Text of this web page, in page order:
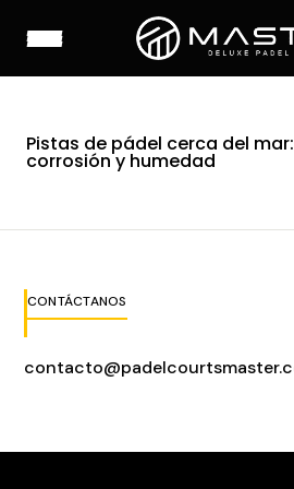
Pistas de pádel cerca del
corrosión y humedad
CONTÁCTANOS